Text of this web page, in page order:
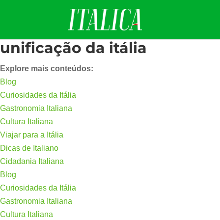
unificação da itália
Explore mais conteúdos:
Blog
Curiosidades da Itália
Gastronomia Italiana
Cultura Italiana
Viajar para a Itália
Dicas de Italiano
Cidadania Italiana
Blog
Curiosidades da Itália
Gastronomia Italiana
Cultura Italiana